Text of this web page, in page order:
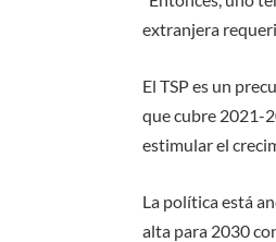
extranjera
El TSP es un
que cubre 2021-
estimular el
La política está
alta para 2030